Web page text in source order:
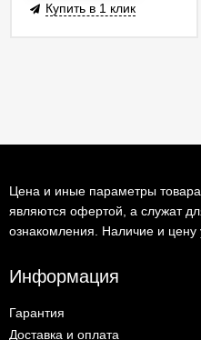
Купить в 1 клик
Цена и иные параметры
являются офертой, а служат
ознакомления. Наличие и цену
Информация
Гарантия
Доставка и оплата